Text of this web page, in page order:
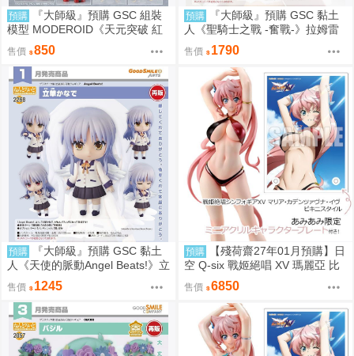
預購
『大師級』預購 GSC 組裝
模型 MODEROID《天元突破 紅
蓮螺巖》紅蓮螺巖 再販
售價 850
預購
『大師級』預購 GSC 黏土
人《聖騎士之戰 -奮戰-》拉姆雷
薩爾=瓦倫泰 再販
售價 1790
預購
『大師級』預購 GSC 黏土
人《天使的脈動Angel Beats!》立
華奏 再販
售價 1245
預購
【殘荷齋27年01月預購】日
空 Q-six 戰姬絕唱 XV 瑪麗亞 比
基尼Ver 1/7 一般版
售價 6850